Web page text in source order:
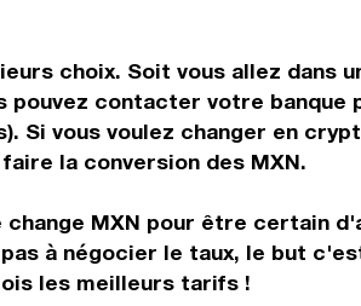
choix. Soit vous allez dans
contacter votre banque
Si vous voulez changer en
la conversion des MXN.
MXN pour être certain
à négocier le taux, le but
les meilleurs tarifs !